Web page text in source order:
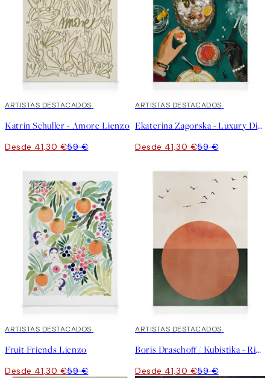
30%*
ARTISTAS DESTACADOS
Katrin Schuller - Amore Lienzo
Desde 41,30 €59 €
30%*
ARTISTAS DESTACADOS
Ekaterina Zagorska - Luxury Dinner lienzo
Desde 41,30 €59 €
30%*
ARTISTAS DESTACADOS
Fruit Friends Lienzo
Desde 41,30 €59 €
30%*
ARTISTAS DESTACADOS
Boris Draschoff / Kubistika - Rising Lienzo
Desde 41,30 €59 €